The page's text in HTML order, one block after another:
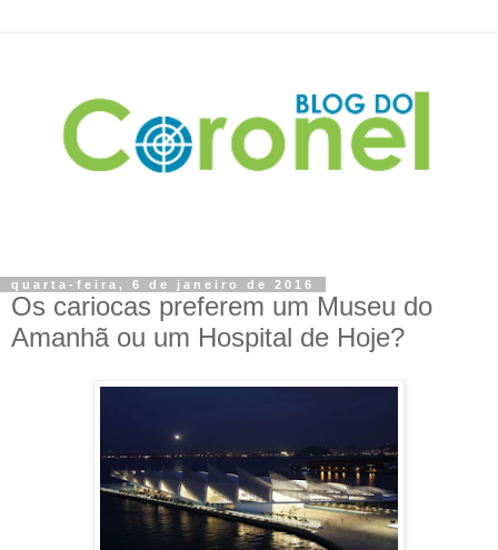
quarta-feira, 6 de janeiro de 2016
Os cariocas preferem um Museu do
Amanhã ou um Hospital de Hoje?